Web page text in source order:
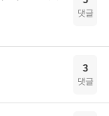
댓글
3
댓글